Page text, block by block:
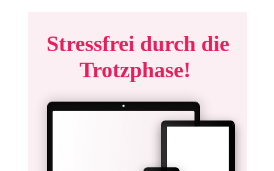
Stressfrei durch die
Trotzphase!